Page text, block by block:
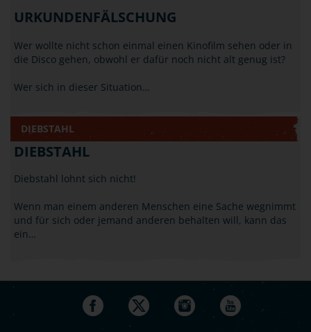
URKUNDENFÄLSCHUNG
Wer wollte nicht schon einmal einen Kinofilm sehen oder in
die Disco gehen, obwohl er dafür noch nicht alt genug ist?
Wer sich in dieser Situation…
DIEBSTAHL
DIEBSTAHL
Diebstahl lohnt sich nicht!
Wenn man einem anderen Menschen eine Sache wegnimmt
und für sich oder jemand anderen behalten will, kann das
ein…